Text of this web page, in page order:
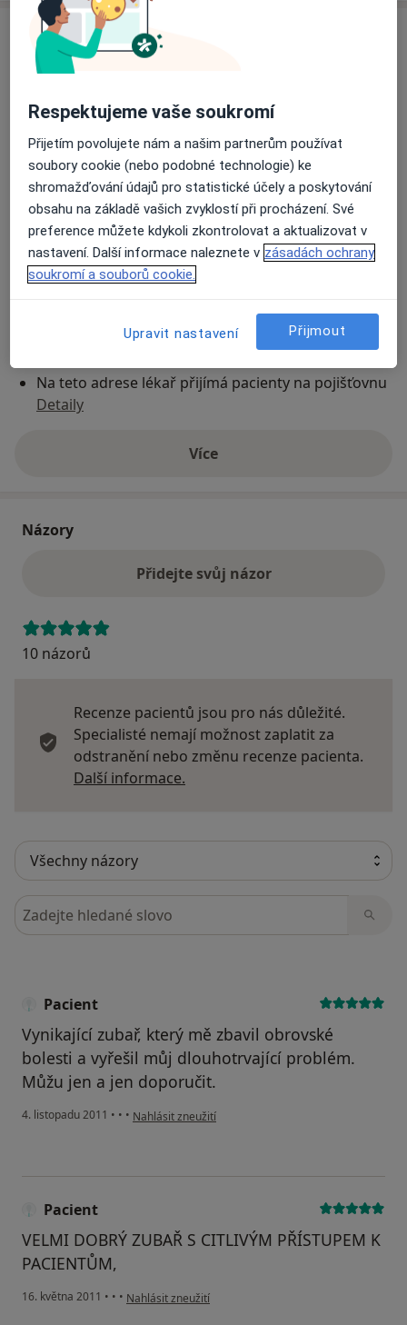
Adresy (4)
Adresa 1
Zubní ordinace
č.d. 68,Úněšov 33038
Přiblížit mapuse otevře v nové záložce
Dostupnost
Na této adrese online kalendář není aktivní
Způsoby platby (soukromé návštěvy)
Na teto adrese lékař přijímá pacienty na pojišťovnu
Detaily
Víceo adrese
Názory
Přidejte svůj názor
10 názorů
Recenze pacientů jsou pro nás důležité.
Specialisté nemají možnost zaplatit za
odstranění nebo změnu recenze pacienta.
Další informace.
Hledejte v názorech
Pacient
Vynikající zubař, který mě zbavil obrovské
bolesti a vyřešil můj dlouhotrvající problém.
Můžu jen a jen doporučit.
4. listopadu 2011 • • • podle názoru uživatele Pacient
Nahlásit zneužití
Pacient
VELMI DOBRÝ ZUBAŘ S CITLIVÝM PŘÍSTUPEM K
PACIENTŮM,
16. května 2011 • • • podle názoru uživatele Pacient
Nahlásit zneužití
Respektujeme vaše soukromí
Přijetím povolujete nám a našim partnerům používat
soubory cookie (nebo podobné technologie) ke
shromažďování údajů pro statistické účely a poskytování
obsahu na základě vašich zvyklostí při procházení. Své
preference můžete kdykoli zkontrolovat a aktualizovat v
nastavení. Další informace naleznete v zásadách ochrany
soukromí a souborů cookie.
Upravit nastavení Přijmout